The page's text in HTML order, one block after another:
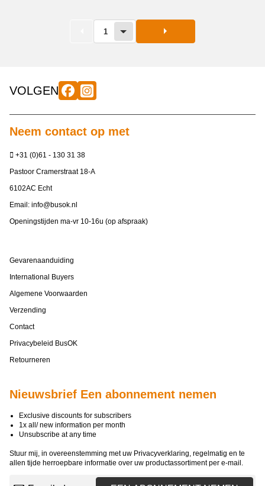
1
VOLGEN
Neem contact op met
+31 (0)61 - 130 31 38
Pastoor Cramerstraat 18-A
6102AC Echt
Email: info@busok.nl
Openingstijden ma-vr 10-16u (op afspraak)
Gevarenaanduiding
International Buyers
Algemene Voorwaarden
Verzending
Contact
Privacybeleid BusOK
Retourneren
Nieuwsbrief Een abonnement nemen
Exclusive discounts for subscribers
1x all/ new information per month
Unsubscribe at any time
Stuur mij, in overeenstemming met uw Privacyverklaring, regelmatig en te
allen tijde herroepbare informatie over uw productassortiment per e-mail.